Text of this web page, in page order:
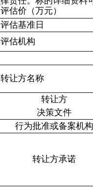
评估价（万元）
评估基准日
评估机构
转让方名称
转让方
决策文件
行为批准或备案机构
转让方承诺